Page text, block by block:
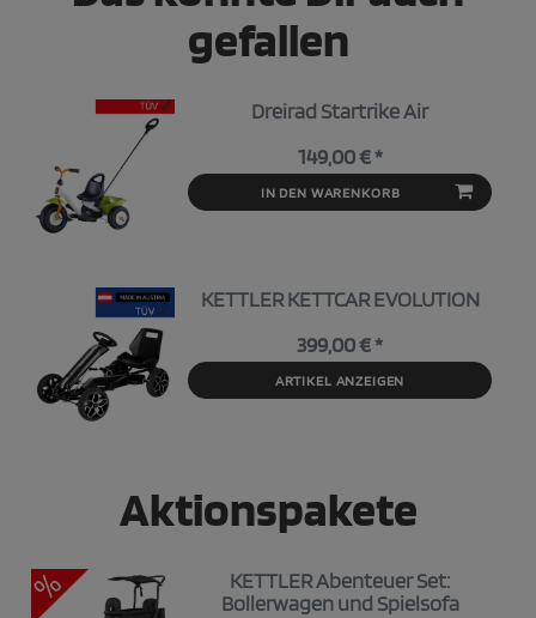
gefallen
Dreirad Startrike Air
149,00 € *
IN DEN WARENKORB
KETTLER KETTCAR EVOLUTION
399,00 € *
ARTIKEL ANZEIGEN
Aktionspakete
KETTLER Abenteuer Set:
Bollerwagen und Spielsofa